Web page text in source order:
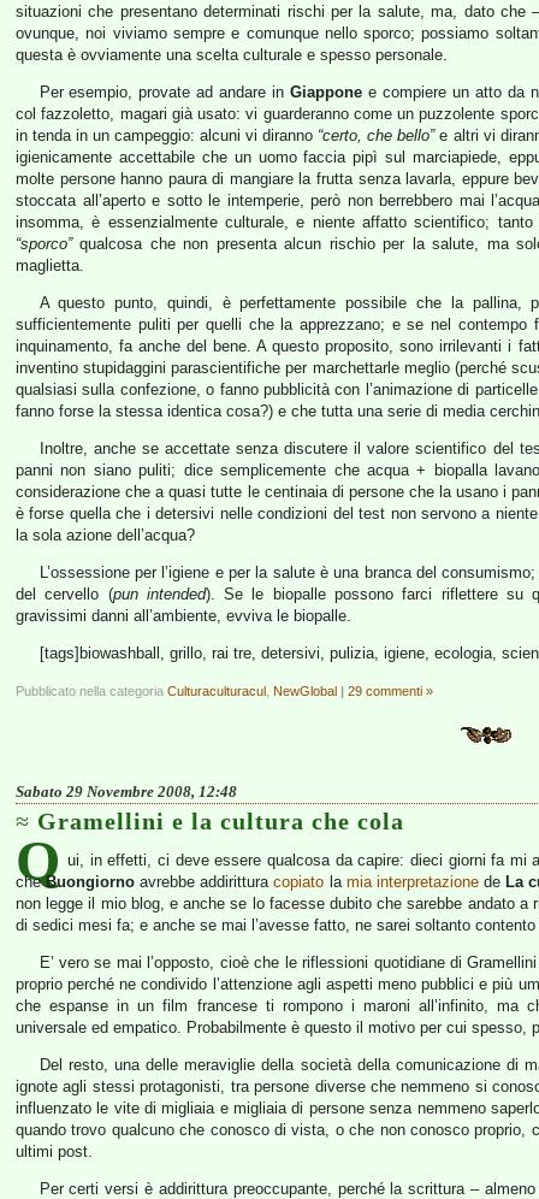
situazioni che presentano determinati rischi per la salute, ma, dato che
ovunque, noi viviamo sempre e comunque nello sporco; possiamo
questa è ovviamente una scelta culturale e spesso personale.
Per esempio, provate ad andare inGiappone e compiere un atto da
col fazzoletto, magari già usato: vi guarderanno come un puzzolente
in tenda in un campeggio: alcuni vi diranno “certo, che bello”e altri vi
igienicamente accettabile che un uomo faccia pipì sul marciapiede,
molte persone hanno paura di mangiare la frutta senza lavarla, eppure
stoccata all’aperto e sotto le intemperie, però non berrebbero mai
insomma, è essenzialmente culturale, e niente affatto scientifico;
“sporco”qualcosa che non presenta alcun rischio per la salute, ma
maglietta.
A questo punto, quindi, è perfettamente possibile che la pallina,
sufficientemente puliti per quelli che la apprezzano; e se nel
inquinamento, fa anche del bene. A questo proposito, sono irrilevanti i
inventino stupidaggini parascientifiche per marchettarle meglio (perché
qualsiasi sulla confezione, o fanno pubblicità con l’animazione di
fanno forse la stessa identica cosa?) e che tutta una serie di media
Inoltre, anche se accettate senza discutere il valore scientifico del
panni non siano puliti; dice semplicemente che acqua + biopalla
considerazione che a quasi tutte le centinaia di persone che la usano i
è forse quella che i detersivi nelle condizioni del test non servono a
la sola azione dell’acqua?
L’ossessione per l’igiene e per la salute è una branca del
del cervello (pun intended). Se le biopalle possono farci riflettere su
gravissimi danni all’ambiente, evviva le biopalle.
[tags]biowashball, grillo, rai tre, detersivi, pulizia, igiene, ecologia,
Pubblicato nella categoria Culturaculturacul NewGlobal | 29 commenti »
Sabato 29 Novembre 2008, 12:48
Gramellini e la cultura che cola
Q ui, in effetti, ci deve essere qualcosa da capire: dieci giorni fa mi
cheBuongiorno avrebbe addiritturacopiato la mia interpretazionede La
non legge il mio blog, e anche se lo facesse dubito che sarebbe andato
di sedici mesi fa; e anche se mai l’avesse fatto, ne sarei soltanto
E’ vero se mai l’opposto, cioè che le riflessioni quotidiane di
proprio perché ne condivido l’attenzione agli aspetti meno pubblici e più
che espanse in un film francese ti rompono i maroni all’infinito, ma
universale ed empatico. Probabilmente è questo il motivo per cui
Del resto, una delle meraviglie della società della comunicazione di
ignote agli stessi protagonisti, tra persone diverse che nemmeno si
influenzato le vite di migliaia e migliaia di persone senza nemmeno
quando trovo qualcuno che conosco di vista, o che non conosco
ultimi post.
Per certi versi è addirittura preoccupante, perché la scrittura –